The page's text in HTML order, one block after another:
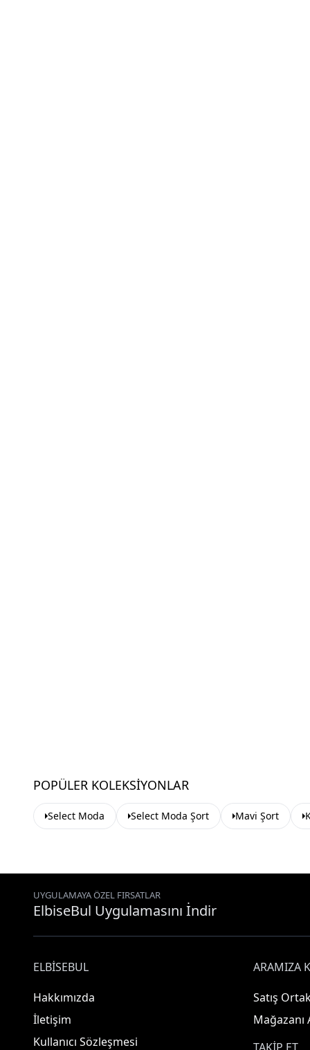
POPÜLER KOLEKSIYONLAR
Select Moda Select Moda Şort Mavi Şort
UYGULAMAYA ÖZEL FIRSATLAR
ElbiseBul Uygulamasını İndir
ELBISEBUL
Hakkımızda
İletişim
Kullanıcı Sözleşmesi
ARAMIZA
Satış
Mağazanı